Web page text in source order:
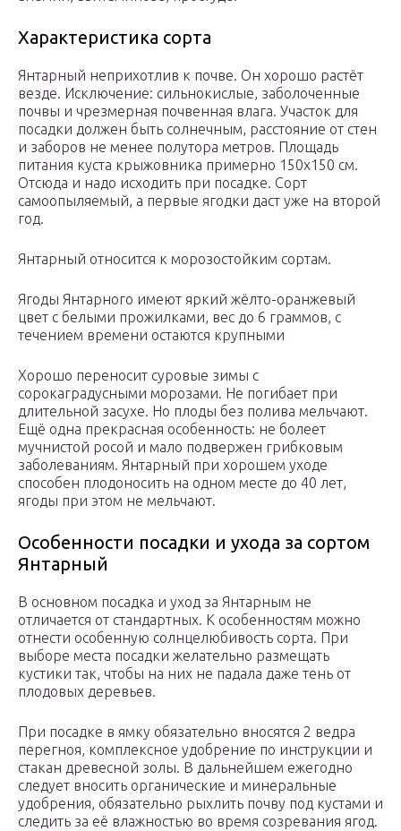
Характеристика сорта
Янтарный неприхотлив к почве. Он хорошо растёт
везде. Исключение: сильнокислые, заболоченные
почвы и чрезмерная почвенная влага. Участок для
посадки должен быть солнечным, расстояние от стен
и заборов не менее полутора метров. Площадь
питания куста крыжовника примерно 150х150 см.
Отсюда и надо исходить при посадке. Сорт
самоопыляемый, а первые ягодки даст уже на второй
год.
Янтарный относится к морозостойким сортам.
Ягоды Янтарного имеют яркий жёлто-оранжевый
цвет с белыми прожилками, вес до 6 граммов, с
течением времени остаются крупными
Хорошо переносит суровые зимы с
сорокаградусными морозами. Не погибает при
длительной засухе. Но плоды без полива мельчают.
Ещё одна прекрасная особенность: не болеет
мучнистой росой и мало подвержен грибковым
заболеваниям. Янтарный при хорошем уходе
способен плодоносить на одном месте до 40 лет,
ягоды при этом не мельчают.
Особенности посадки и ухода за сортом
Янтарный
В основном посадка и уход за Янтарным не
отличается от стандартных. К особенностям можно
отнести особенную солнцелюбивость сорта. При
выборе места посадки желательно размещать
кустики так, чтобы на них не падала даже тень от
плодовых деревьев.
При посадке в ямку обязательно вносятся 2 ведра
перегноя, комплексное удобрение по инструкции и
стакан древесной золы. В дальнейшем ежегодно
следует вносить органические и минеральные
удобрения, обязательно рыхлить почву под кустами и
следить за её влажностью во время созревания ягод.